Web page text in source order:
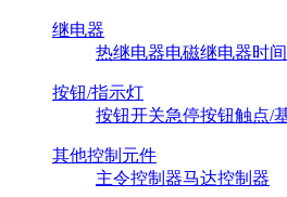
继电器
热继电器电磁继电器时
按钮/指示灯
按钮开关急停按钮触点/
其他控制元件
主令控制器马达控制器